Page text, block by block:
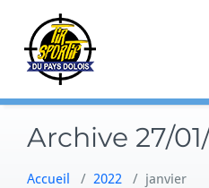
content
Archive 27/
Accueil / 2022 / janvier